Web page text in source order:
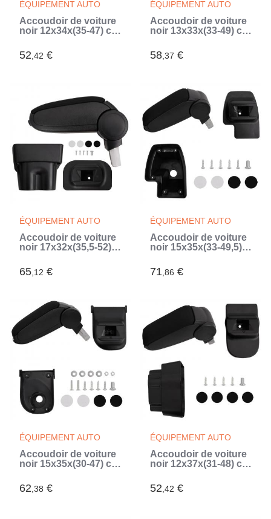
ÉQUIPEMENT AUTO
Accoudoir de voiture
noir 12x34x(35-47) cm
52,42 €
ÉQUIPEMENT AUTO
Accoudoir de voiture
noir 13x33x(33-49) cm
58,37 €
ÉQUIPEMENT AUTO
Accoudoir de voiture
noir 17x32x(35,5-52)
65,12 €
ÉQUIPEMENT AUTO
Accoudoir de voiture
noir 15x35x(33-49,5)
71,86 €
ÉQUIPEMENT AUTO
Accoudoir de voiture
noir 15x35x(30-47) cm
62,38 €
ÉQUIPEMENT AUTO
Accoudoir de voiture
noir 12x37x(31-48) cm
52,42 €